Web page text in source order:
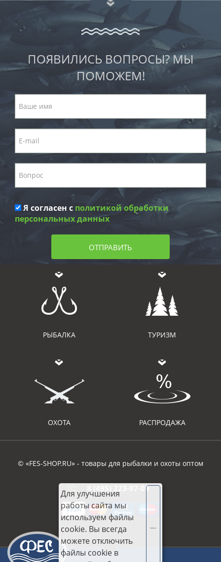
ПОЯВИЛИСЬ ВОПРОСЫ? МЫ
ПОМОЖЕМ!
Я согласен с политикой обработки
персональных данных
ОТПРАВИТЬ
РЫБАЛКА ТУРИЗМ
ОХОТА РАСПРОДАЖА
© «FES-SHOP.RU» - товары для рыбалки и охоты оптом
8 (495) 223-97-09
Для улучшения
работы сайта мы
используем файлы
cookie. Вы всегда
можете отключить
файлы cookie в
Хорошо